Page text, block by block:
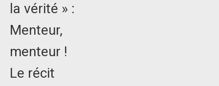
la vérité » :
Menteur,
menteur !
Le récit